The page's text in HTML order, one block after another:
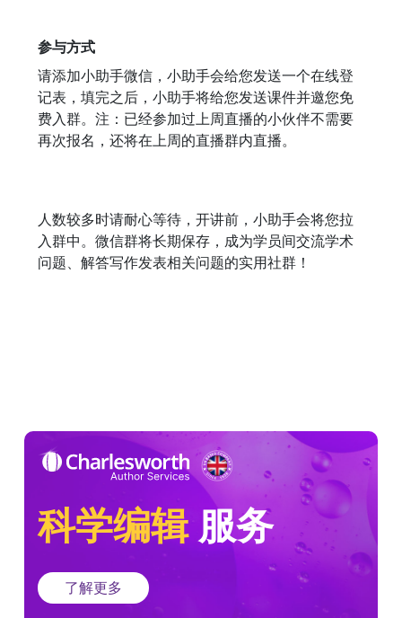
参与方式
请添加小助手微信，小助手会给您发送一个在线登
记表，填完之后，小助手将给您发送课件并邀您免
费入群。注：已经参加过上周直播的小伙伴不需要
再次报名，还将在上周的直播群内直播。
人数较多时请耐心等待，开讲前，小助手会将您拉
入群中。微信群将长期保存，成为学员间交流学术
问题、解答写作发表相关问题的实用社群！
科学编辑服务
了解更多